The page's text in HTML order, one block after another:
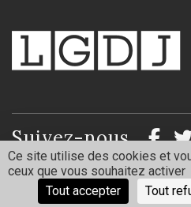
Suivez-nous
Mentions légales Politique de
Ce site utilise des cookies et
ceux que vous souhaitez activer
Tout accepter
Tout